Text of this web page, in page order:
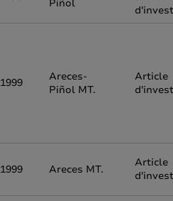
Piñol
1999
Areces-
Piñol MT.
Article
1999 Areces MT.
Article